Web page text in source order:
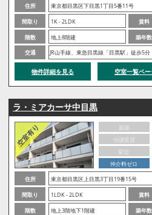
住所
東京都目黒区下目黒1丁目5番11号
間取り
1K - 2LDK 賃料
階数
地上8階建 築年数
交通
JR山手線、東急目黒線「目黒駅」徒歩5分
物件詳細を見る 空室一覧ペ
ラ・ミアカーサ中目黒
新築
分譲賃貸
駅近
仲介料ゼロ
住所
東京都目黒区上目黒3丁目19番15号
間取り
1LDK - 2LDK 賃料
階数
地上3階地下1階建 築年数